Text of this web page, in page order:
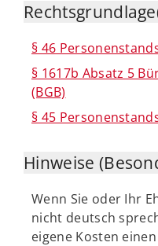
§ 46
§ 1617b Absatz 5
(BGB)
§ 45
Hinweise
Wenn Sie oder Ihr
nicht deutsch
eigene Kosten